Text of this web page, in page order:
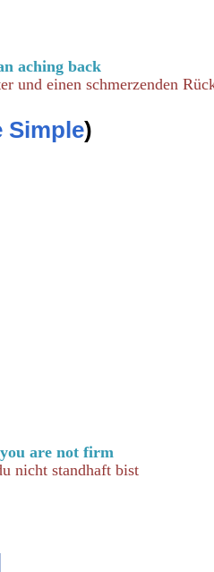
aching back
und einen schmerzenden
Simple)
are not firm
nicht standhaft bist